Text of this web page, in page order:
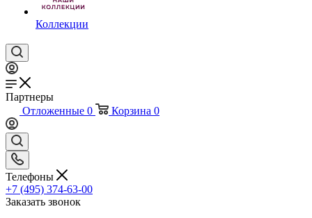
Коллекции
Партнеры
Отложенные 0 Корзина 0
Телефоны
+7 (495) 374-63-00
Заказать звонок